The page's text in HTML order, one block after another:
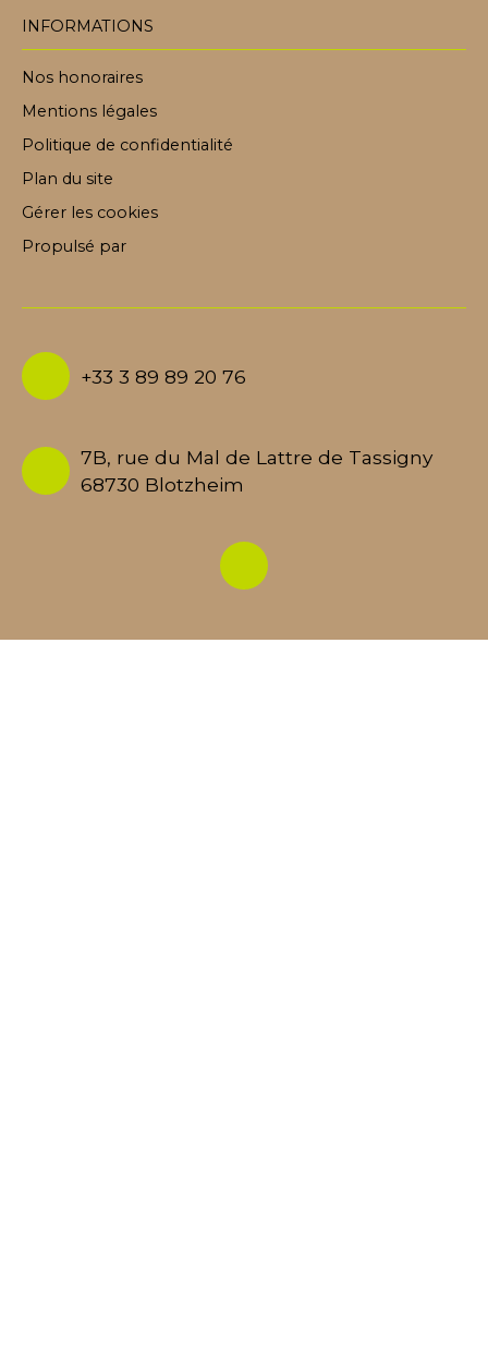
INFORMATIONS
Nos honoraires
Mentions légales
Politique de confidentialité
Plan du site
Gérer les cookies
Propulsé par
+33 3 89 89 20 76
7B, rue du Mal de Lattre de Tassigny
68730 Blotzheim